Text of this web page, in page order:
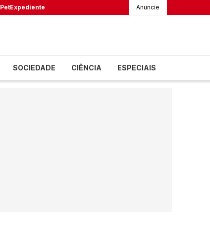
PetExpediente Anuncie
SOCIEDADE CIÊNCIA ESPECIAIS